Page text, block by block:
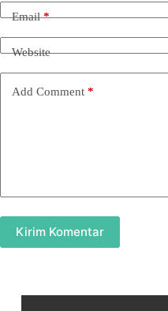
Email*
Website
Add Comment *
Kirim Komentar